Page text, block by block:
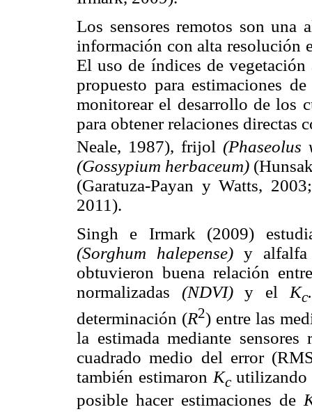
Los sensores remotos son una
información con alta resolución
El uso de índices de vegetación
propuesto para estimaciones
monitorear el desarrollo de los
para obtener relaciones directas
Neale, 1987), frijol (Phaseolus
(Gossypium herbaceum)
(Garatuza-Payan y Watts,
2011).
Singh e Irmark (2009)
(Sorghum halepense) y
obtuvieron buena relación
normalizadas (NDVI)y el Kc.
determinación (R2) entre las
la estimada mediante
cuadrado medio del error
también estimaron Kc
posible hacer estimaciones de